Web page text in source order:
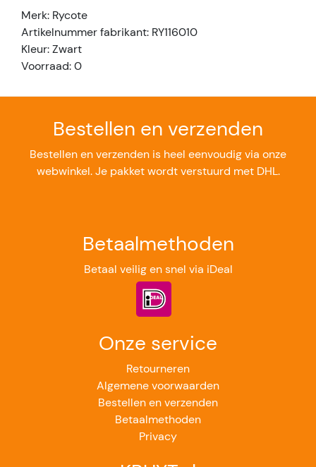
Merk: Rycote
Artikelnummer fabrikant: RY116010
Kleur: Zwart
Voorraad: 0
Bestellen en verzenden
Bestellen en verzenden is heel eenvoudig via onze
webwinkel. Je pakket wordt verstuurd met DHL.
Betaalmethoden
Betaal veilig en snel via iDeal
Onze service
Retourneren
Algemene voorwaarden
Bestellen en verzenden
Betaalmethoden
Privacy